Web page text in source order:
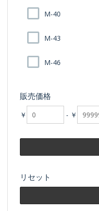
M-40
M-43
M-46
販売価格
￥ - ￥
リセット